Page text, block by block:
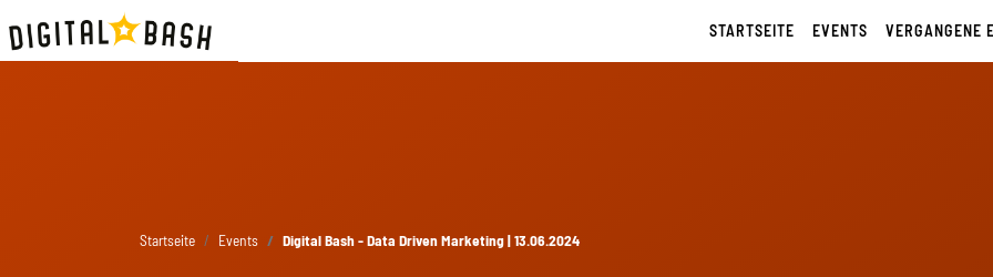
STARTSEITE EVENTS VERGANGENE
Startseite Events Digital Bash - Data Driven Marketing | 13.06.2024